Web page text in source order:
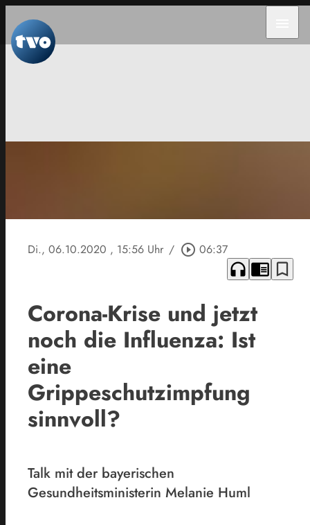
Di., 06.10.2020 , 15:56 Uhr / play_circle_outline 06:37
headphones chrome_reader_mode bookmark_border
Corona-Krise und jetzt
noch die Influenza: Ist
eine
Grippeschutzimpfung
sinnvoll?
Talk mit der bayerischen
Gesundheitsministerin Melanie Huml